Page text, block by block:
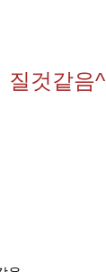
질것같음^